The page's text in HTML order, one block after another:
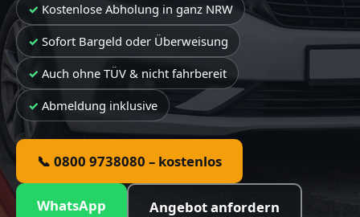
Kostenlose Abholung in ganz NRW
Sofort Bargeld oder Überweisung
Auch ohne TÜV & nicht fahrbereit
Abmeldung inklusive
📞 0800 9738080 – kostenlos
WhatsApp Angebot anfordern